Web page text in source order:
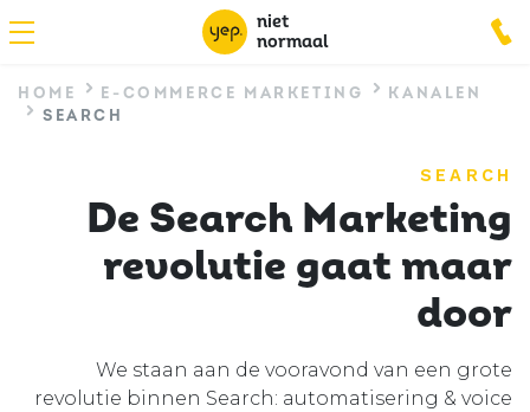
en
de
inhoud
niet
normaal
TECHNOLOGIE
Secundair
HOME E-COMMERCE MARKETING
KANALEN
SEARCH
SEARCH
De Search Marketing
revolutie gaat maar
door
We staan aan de vooravond van een grote
revolutie binnen Search: automatisering & voice